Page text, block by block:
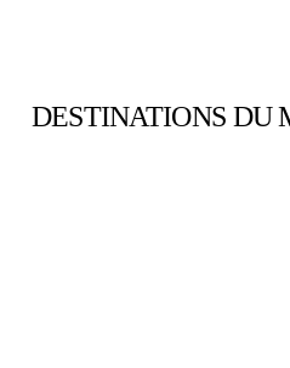
DESTINATIONS DU